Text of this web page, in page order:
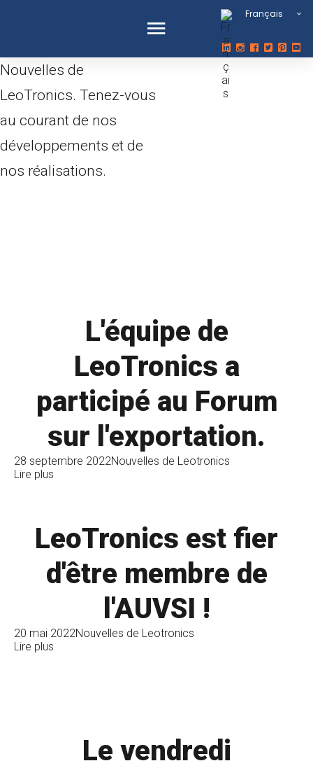
Français
Nouvelles de
LeoTronics. Tenez-vous
au courant de nos
développements et de
nos réalisations.
L'équipe de
LeoTronics a
participé au Forum
sur l'exportation.
28 septembre 2022Nouvelles de Leotronics
Lire plus
LeoTronics est fier
d'être membre de
l'AUVSI !
20 mai 2022Nouvelles de Leotronics
Lire plus
Le vendredi